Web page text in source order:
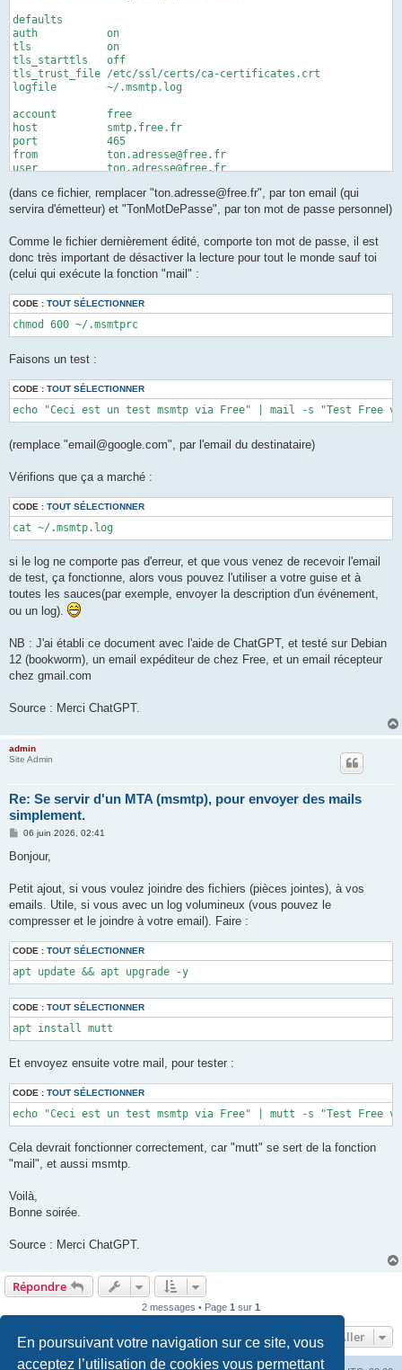
En poursuivant votre navigation sur ce site, vous
acceptez l’utilisation de cookies vous permettant
defaults
auth           on
tls            on
tls_starttls   off
tls_trust_file /etc/ssl/certs/ca-certificates.crt
logfile        ~/.msmtp.log
account        free
host           smtp.free.fr
port           465
from           ton.adresse@free.fr
user           ton.adresse@free.fr
(dans ce fichier, remplacer "ton.adresse@free.fr", par ton email (qui
servira d'émetteur) et "TonMotDePasse", par ton mot de passe personnel)
Comme le fichier dernièrement édité, comporte ton mot de passe, il est
donc très important de désactiver la lecture pour tout le monde sauf toi
(celui qui exécute la fonction "mail" :
CODE : TOUT SÉLECTIONNER
Faisons un test :
CODE : TOUT SÉLECTIONNER
(remplace "email@google.com", par l'email du destinataire)
Vérifions que ça a marché :
CODE : TOUT SÉLECTIONNER
si le log ne comporte pas d'erreur, et que vous venez de recevoir l'email
de test, ça fonctionne, alors vous pouvez l'utiliser a votre guise et à
toutes les sauces(par exemple, envoyer la description d'un événement,
ou un log).
NB : J'ai établi ce document avec l'aide de ChatGPT, et testé sur Debian
12 (bookworm), un email expéditeur de chez Free, et un email récepteur
chez gmail.com
Source : Merci ChatGPT.
admin
Site Admin
Re: Se servir d'un MTA (msmtp), pour envoyer des mails
simplement.
M
s
g
06 juin 2026, 02:41
Bonjour,
Petit ajout, si vous voulez joindre des fichiers (pièces jointes), à vos
emails. Utile, si vous avec un log volumineux (vous pouvez le
compresser et le joindre à votre email). Faire :
CODE : TOUT SÉLECTIONNER
apt update && apt upgrade -y
CODE : TOUT SÉLECTIONNER
apt install mutt
Et envoyez ensuite votre mail, pour tester :
CODE : TOUT SÉLECTIONNER
echo "Ceci est un test msmtp via Free" | mutt -s "Test Free
Cela devrait fonctionner correctement, car "mutt" se sert de la fonction
"mail", et aussi msmtp.
Voilà,
Bonne soirée.
Source : Merci ChatGPT.
Répondre
2 messages • Page 1 sur 1
Aller